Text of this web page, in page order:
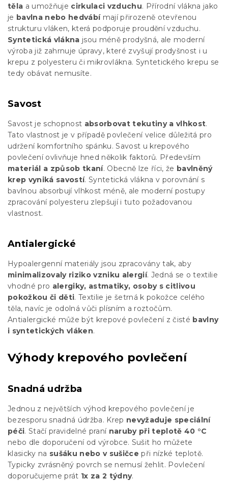
těla a umožňuje cirkulaci vzduchu. Přírodní vlákna jako
je bavlna nebo hedvábímají přirozeně otevřenou
strukturu vláken, která podporuje proudění vzduchu.
Syntetická vlákna jsou méně prodyšná, ale moderní
výroba již zahrnuje úpravy, které zvyšují prodyšnost i u
krepu z polyesteru či mikrovlákna. Syntetického krepu se
tedy obávat nemusíte.
Savost
Savost je schopnost absorbovat tekutiny a vlhkost.
Tato vlastnost je v případě povlečení velice důležitá pro
udržení komfortního spánku. Savost u krepového
povlečení ovlivňuje hned několik faktorů. Především
materiál a způsob tkaní. Obecně lze říci, že bavlněný
krep vyniká savostí. Syntetická vlákna v porovnání s
bavlnou absorbují vlhkost méně, ale moderní postupy
zpracování polyesteru zlepšují i tuto požadovanou
vlastnost.
Antialergické
Hypoalergenní materiály jsou zpracovány tak, aby
minimalizovaly riziko vzniku alergií. Jedná se o textilie
vhodné pro alergiky, astmatiky, osoby s citlivou
pokožkou či děti. Textilie je šetrná k pokožce celého
těla, navíc je odolná vůči plísním a roztočům.
Antialergické může být krepové povlečení z čisté bavlny
i syntetických vláken.
Výhody krepového povlečení
Snadná udržba
Jednou z největších výhod krepového povlečení je
bezesporu snadná údržba. Krep nevyžaduje speciální
péči. Stačí pravidelné praní naruby při teplotě 40 °C
nebo dle doporučení od výrobce. Sušit ho můžete
klasicky na sušáku nebo v sušičce při nízké teplotě.
Typicky zvrásněný povrch se nemusí žehlit. Povlečení
doporučujeme prát 1x za 2 týdny.